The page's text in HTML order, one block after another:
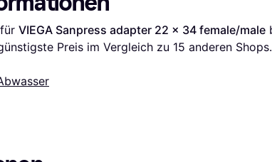
VIEGA Sanpress adapter 22 x 34 female/male
Preis im Vergleich zu 15 anderen Shops.